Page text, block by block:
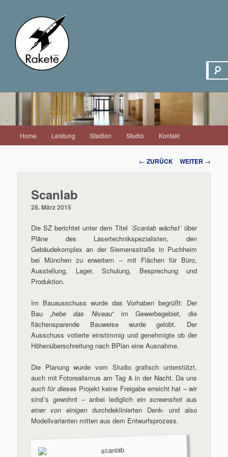
Zum
Home Leistung Stadion Studio Kontakt
Beitrags-
Navigation
← ZURÜCK WEITER →
Scanlab
28. März 2015
Die SZ berichtet unter dem Titel ´Scanlab wächst´ über
Pläne des Lasertechnikspezialisten, den
Gebäudekomplex an der Siemensstraße in Puchheim
bei München zu erweitern – mit Flächen für Büro,
Ausstellung, Lager, Schulung, Besprechung und
Produktion.
Im Bauausschuss wurde das Vorhaben begrüßt: Der
Bau „hebe das Niveau“ im Gewerbegebiet, die
flächensparende Bauweise wurde gelobt. Der
Ausschuss votierte einstimmig und genehmigte ob der
Höhenüberschreitung nach BPlan eine Ausnahme.
Die Planung wurde vom Studio grafisch unterstützt,
auch mit Fotorealismus am Tag & in der Nacht. Da uns
auch für dieses Projekt keine Freigabe erreicht hat – wir
sind´s gewohnt – anbei lediglich ein screenshotaus
einer von einigen durchdeklinierten Denk- und also
Modellvarianten mitten aus dem Entwurfsprozess.